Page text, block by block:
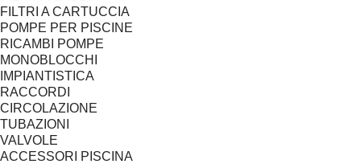
FILTRI A CARTUCCIA
POMPE PER PISCINE
RICAMBI POMPE
MONOBLOCCHI
IMPIANTISTICA
RACCORDI
CIRCOLAZIONE
TUBAZIONI
VALVOLE
ACCESSORI PISCINA